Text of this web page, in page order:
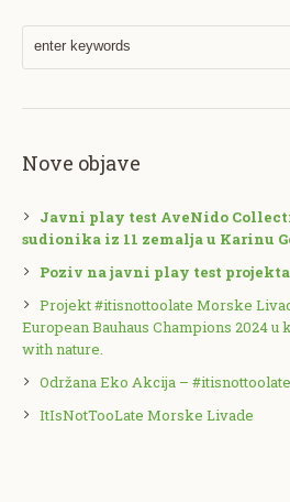
Nove objave
Javni play test AveNido
sudionika iz 11 zemalja u Karinu
Poziv na javni play test
Projekt #itisnottoolate Morske
European Bauhaus Champions 2024
with nature.
Održana Eko Akcija –
ItIsNotTooLate Morske Livade